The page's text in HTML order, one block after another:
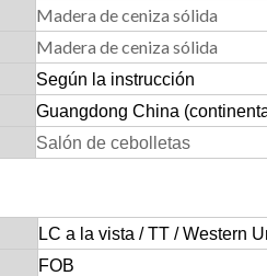
Madera de ceniza sólida
Madera de ceniza sólida
Según la instrucción
Guangdong China
Salón de cebolletas
LC a la vista / TT / Western
FOB